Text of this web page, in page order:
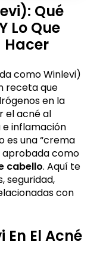
Qué
Lo Que
Hacer
como Winlevi)
receta que
en la
el acné al
inflamación
es una “crema
aprobada como
cabello. Aquí te
seguridad,
con
El Acné